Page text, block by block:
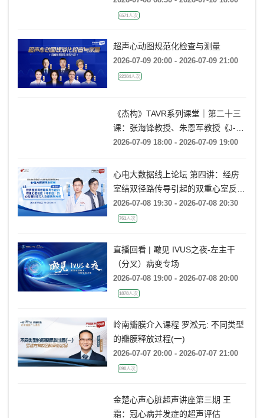
超声心动图规范化检查与测量
《杰构》TAVR系列课堂｜第二十三
课：张海锋教授、朱恩军教授《J-
心电大数据线上论坛 第四讲：经房
室结双径路传导引起的双重心室反应
(非折返)的心电图特征及大数据案例
2026-07-08 19:30 - 2026-07-08 20:30
直播回看 | 瞰见 IVUS之夜-左主干
（分叉）病变专场
2026-07-08 19:00 - 2026-07-08 20:00
岭南瓣膜介入课程 罗淞元: 不同类型
的瓣膜释放过程(一)
2026-07-07 20:00 - 2026-07-07 21:00
金楚心声心脏超声讲座第三期 王